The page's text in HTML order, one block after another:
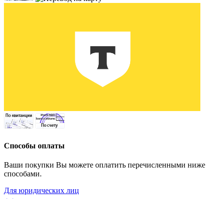
Способы оплаты
Ваши покупки Вы можете оплатить перечисленными ниже
способами.
Для юридических лиц